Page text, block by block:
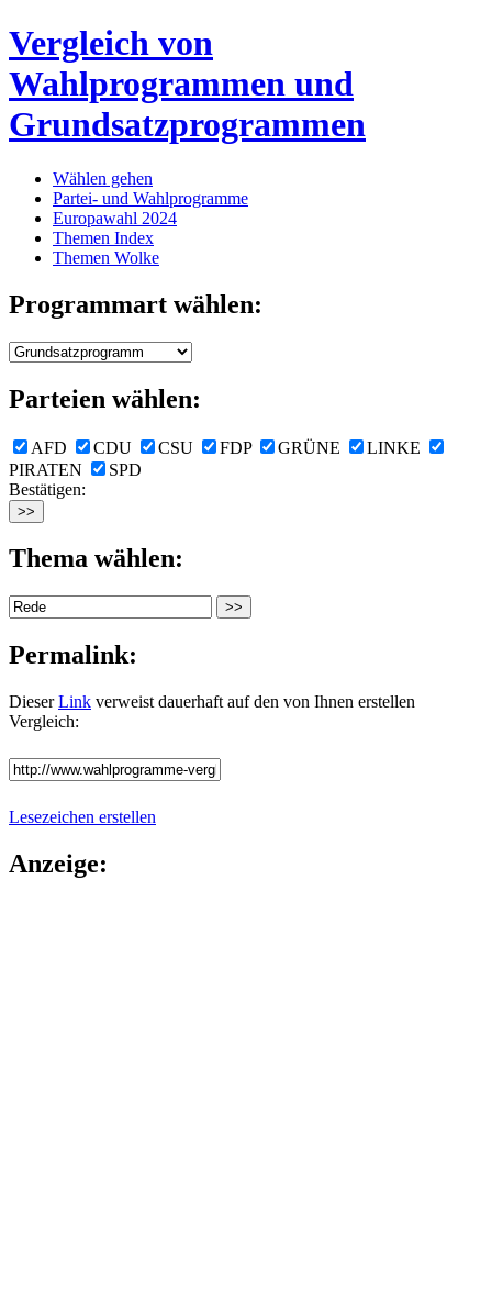
Vergleich von
Wahlprogrammen und
Grundsatzprogrammen
Wählen gehen
Partei- und Wahlprogramme
Europawahl 2024
Themen Index
Themen Wolke
Programmart wählen:
Parteien wählen:
AFD CDU CSU FDP GRÜNE
LINKE
PIRATEN
SPD
Bestätigen:
Thema wählen:
Permalink:
DieserLink verweist dauerhaft auf den von Ihnen erstellen
Vergleich:
Lesezeichen erstellen
Anzeige: